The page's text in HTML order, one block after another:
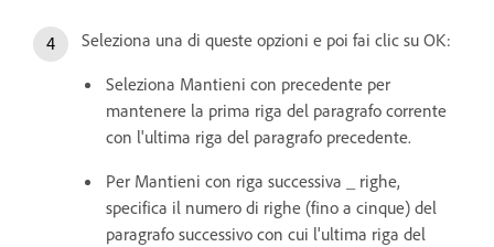
Seleziona una di queste opzioni e poi fai clic su OK:
Seleziona Mantieni con precedente per
mantenere la prima riga del paragrafo corrente
con l'ultima riga del paragrafo precedente.
Per Mantieni con riga successiva _ righe,
specifica il numero di righe (fino a cinque) del
paragrafo successivo con cui l'ultima riga del